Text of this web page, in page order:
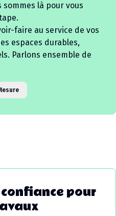
là pour vous
faire au service de vos
espaces durables,
Parlons ensemble de
pour